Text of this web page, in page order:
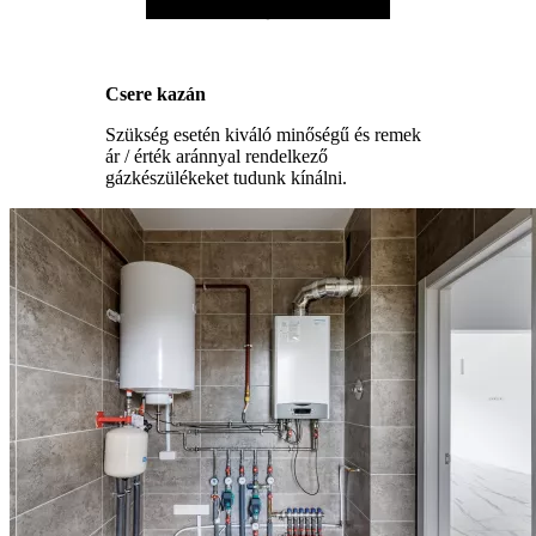
Csere kazán
Szükség esetén kiváló minőségű és remek
ár / érték aránnyal rendelkező
gázkészülékeket tudunk kínálni.